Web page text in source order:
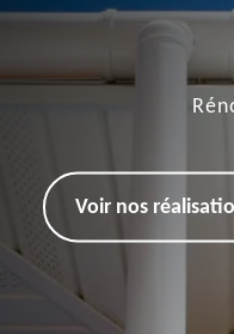
Voir nos